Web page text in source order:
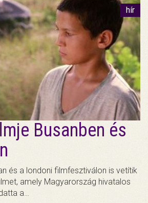
hír
Busanben és
és a londoni filmfesztiválon is vetítik
amely Magyarország hivatalos
a…